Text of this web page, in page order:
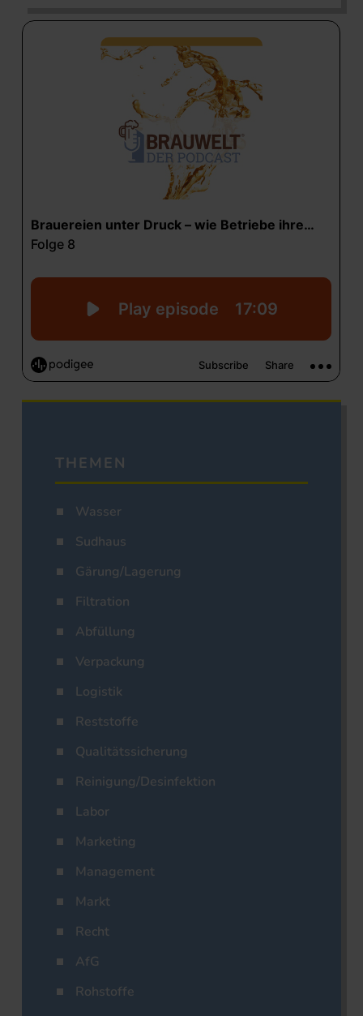
THEMEN
Wasser
Sudhaus
Gärung/Lagerung
Filtration
Abfüllung
Verpackung
Logistik
Reststoffe
Qualitätssicherung
Reinigung/Desinfektion
Labor
Marketing
Management
Markt
Recht
AfG
Rohstoffe